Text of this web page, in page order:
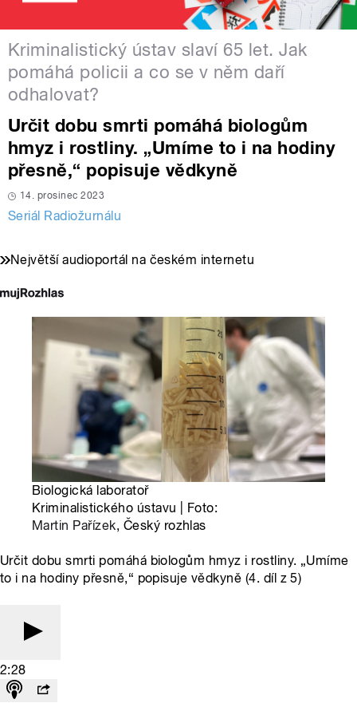
Kriminalistický ústav slaví 65 let. Jak
pomáhá policii a co se v něm daří
odhalovat?
Určit dobu smrti pomáhá biologům
hmyz i rostliny. „Umíme to i na hodiny
přesně,“ popisuje vědkyně
14. prosinec 2023
Seriál Radiožurnálu
Největší audioportál na českém internetu
Biologická laboratoř
Kriminalistického ústavu | Foto:
Martin Pařízek, Český rozhlas
Určit dobu smrti pomáhá biologům hmyz i rostliny. „Umíme
to i na hodiny přesně,“ popisuje vědkyně (4. díl z 5)
2:28